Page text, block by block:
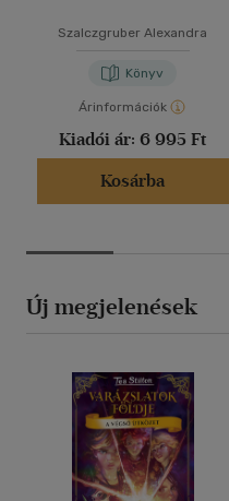
Szalczgruber Alexandra
Könyv
Árinformációk
Kiadói ár: 6 995 Ft
Kosárba
Új megjelenések